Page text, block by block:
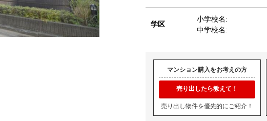
学区
小学校名:
中学校名:
マンション購入をお考えの方
売り出したら教えて！
売り出し物件を優先的にご紹介！